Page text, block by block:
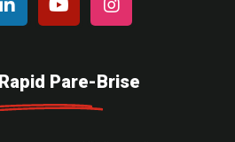
Pare-Brise